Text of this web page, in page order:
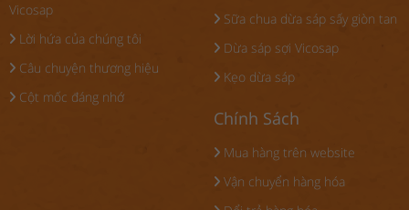
Vicosap
Lời hứa của chúng tôi
Câu chuyện thương hiệu
Cột mốc đáng nhớ
Sữa chua dừa sáp sấy giòn tan
Dừa sáp sợi Vicosap
Kẹo dừa sáp
Chính Sách
Mua hàng trên website
Vận chuyển hàng hóa